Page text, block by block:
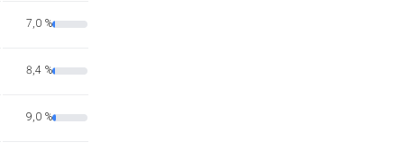
7,0 %
8,4 %
9,0 %